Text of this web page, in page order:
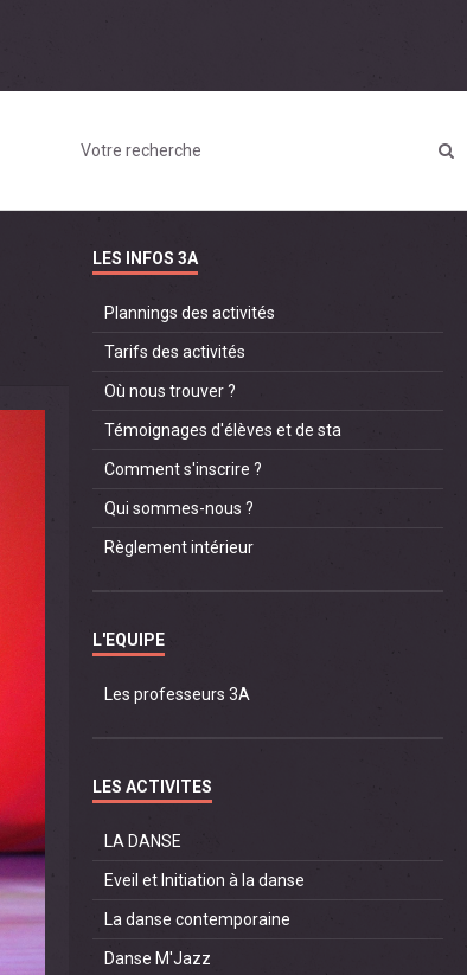
LES INFOS 3A
Plannings des activités
Tarifs des activités
Où nous trouver ?
Témoignages d'élèves et de sta
Comment s'inscrire ?
Qui sommes-nous ?
Règlement intérieur
L'EQUIPE
Les professeurs 3A
LES ACTIVITES
LA DANSE
Eveil et Initiation à la danse
La danse contemporaine
Danse M'Jazz